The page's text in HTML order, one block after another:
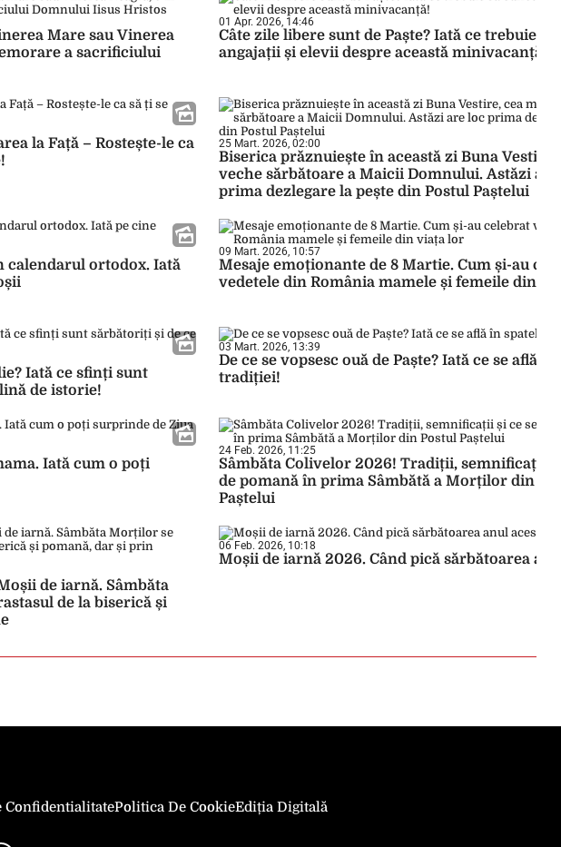
Mare sau Vinerea
a sacrificiului
01 Apr. 2026, 14:46
Câte zile libere sunt de Paște? Iată ce trebuie să
angajații și elevii despre această minivacanță!
la Față – Rostește-le ca
25 Mart. 2026, 02:00
Biserica prăznuiește în această zi Buna Vestire,
veche sărbătoare a Maicii Domnului. Astăzi
prima dezlegare la pește din Postul Paștelui
calendarul ortodox. Iată
09 Mart. 2026, 10:57
Mesaje emoționante de 8 Martie. Cum și-au
vedetele din România mamele și femeile din
Iată ce sfinți sunt
de istorie!
03 Mart. 2026, 13:39
De ce se vopsesc ouă de Paște? Iată ce se află în
tradiției!
Iată cum o poți
24 Feb. 2026, 11:25
Sâmbăta Colivelor 2026! Tradiții, semnificații și
de pomană în prima Sâmbătă a Morților din
Paștelui
de iarnă. Sâmbăta
de la biserică și
06 Feb. 2026, 10:18
Moșii de iarnă 2026. Când pică sărbătoarea
ConfidentialitatePolitica De CookieEdiția Digitală